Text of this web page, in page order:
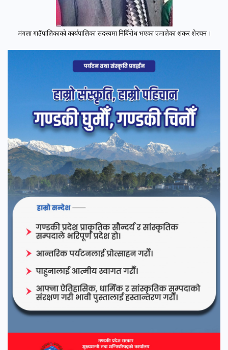
मंगला गाउँपालिकाको कार्यपालिका सदस्यमा निर्बिरोध भएका एमालेका शंकर शेरचन ।